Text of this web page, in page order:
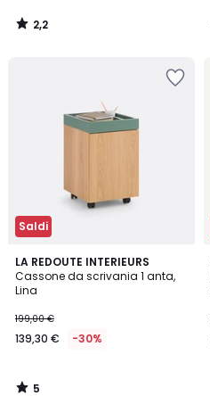
2,2
/
Saldi
LA REDOUTE INTERIEURS
Cassone da scrivania 1 anta,
Lina
199,00 €
139,30 € -30%
5
/
5
5